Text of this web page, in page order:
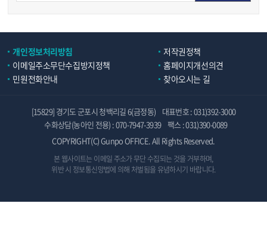
개인정보처리방침
저작권정책
이메일주소무단수집방지정책
홈페이지개선의견
민원전화안내
찾아오시는 길
[15829] 경기도 군포시 청백리길 6(금정동)
대표번호 : 031)392-3000
수화상담(농아인 전용) : 070-7947-3939 팩스 : 031)390-0089
COPYRIGHT(C) Gunpo OFFICE. All Rights Reserved.
본 웹사이트는 이메일 주소가 무단 수집되는 것을 거부하며,
위반 시 정보통신망법에 의해 처벌됨을 유념하시기 바랍니다.